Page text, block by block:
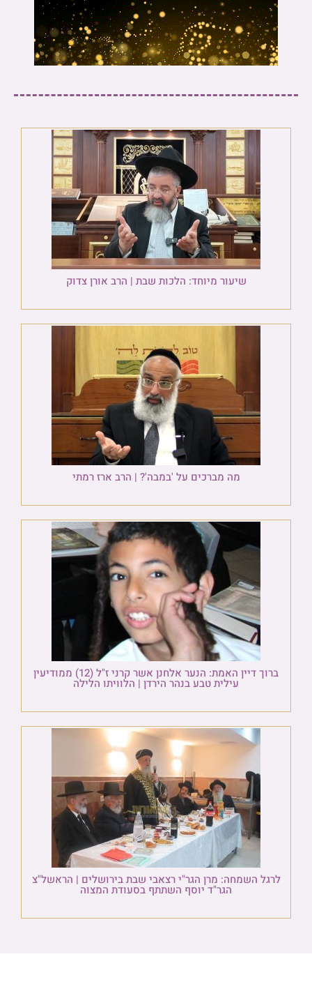
שיעור מיוחד: הלכות שבת | הרב אורן צדוק
מה מברכים על 'במבה'? | הרב ארז רמתי
ברוך דיין האמת: הנער אלחנן אשר קרני ז"ל (12) ממודיעין
עילית טבע בנהר הירדן | הלוויתו הלילה
לרגל השמחה: מרן הגר"י רצאבי שבת בירושלים | הראשל"צ
הגר"ד יוסף השתתף בסעודת המצוה